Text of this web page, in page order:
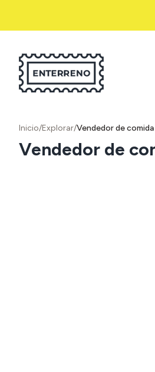
Inicio/Explorar/Vendedor de
Vendedor de